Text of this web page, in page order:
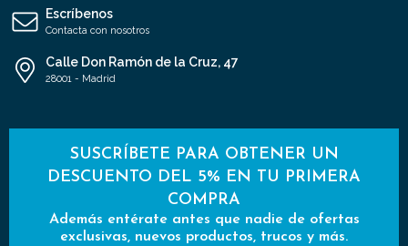
Escríbenos
Contacta con nosotros
Calle Don Ramón de la Cruz, 47
28001 - Madrid
SUSCRÍBETE PARA OBTENER UN
DESCUENTO DEL 5% EN TU PRIMERA
COMPRA
Además entérate antes que nadie de ofertas
exclusivas, nuevos productos, trucos y más.